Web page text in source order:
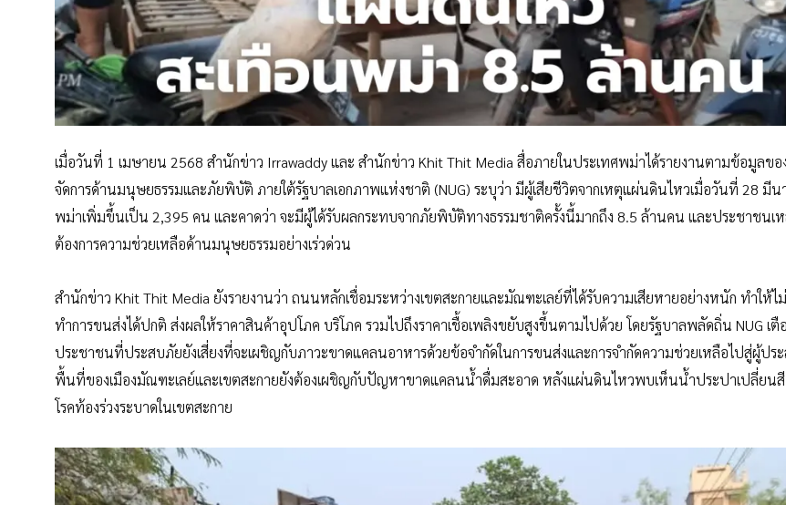
เมื่อวันที่ 1 เมษายน 2568 สำนักข่าว Irrawaddy และ สำนักข่าว Khit Thit Media สื่อภายในประเทศพม่าได้รายงานตามข้อมูลขอ
จัดการด้านมนุษยธรรมและภัยพิบัติ ภายใต้รัฐบาลเอกภาพแห่งชาติ (NUG) ระบุว่า มีผู้เสียชีวิตจากเหตุแผ่นดินไหวเมื่อวันที่ 28 มีน
พม่าเพิ่มขึ้นเป็น 2,395 คน และคาดว่า จะมีผู้ได้รับผลกระทบจากภัยพิบัติทางธรรมชาติครั้งนี้มากถึง 8.5 ล้านคน และประชาชนเ
ต้องการความช่วยเหลือด้านมนุษยธรรมอย่างเร่วด่วน
สำนักข่าว Khit Thit Media ยังรายงานว่า ถนนหลักเชื่อมระหว่างเขตสะกายและมัณฑะเลย์ที่ได้รับความเสียหายอย่างหนัก ทำให้ไ
ทำการขนส่งได้ปกติ ส่งผลให้ราคาสินค้าอุปโภค บริโภค รวมไปถึงราคาเชื้อเพลิงขยับสูงขึ้นตามไปด้วย โดยรัฐบาลพลัดถิ่น NUG เตื
ประชาชนที่ประสบภัยยังเสี่ยงที่จะเผชิญกับภาวะขาดแคลนอาหารด้วยข้อจำกัดในการขนส่งและการจำกัดความช่วยเหลือไปสู่ผู้ปร
พื้นที่ของเมืองมัณฑะเลย์และเขตสะกายยังต้องเผชิญกับปัญหาขาดแคลนน้ำดื่มสะอาด หลังแผ่นดินไหวพบเห็นน้ำประปาเปลี่ยน
โรคท้องร่วงระบาดในเขตสะกาย